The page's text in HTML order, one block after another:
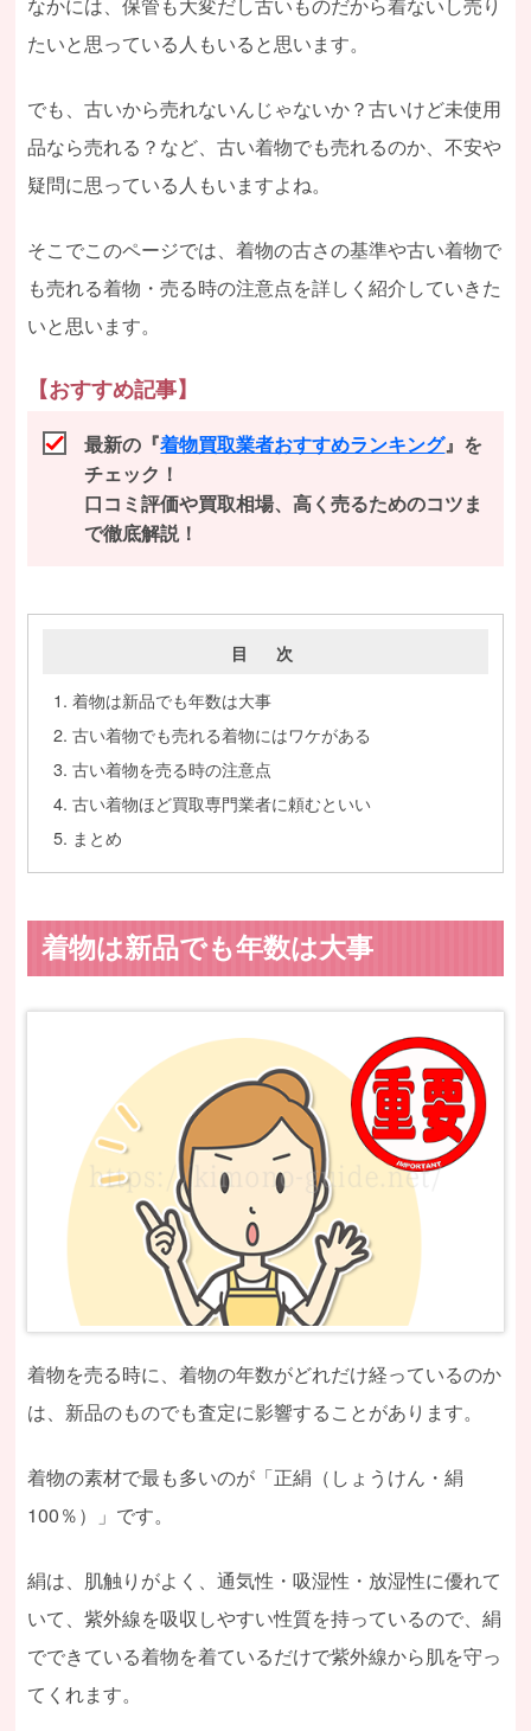
たいと思っている人もいると思います。
でも、古いから売れないんじゃないか？古いけど未使用
品なら売れる？など、古い着物でも売れるのか、不安や
疑問に思っている人もいますよね。
そこでこのページでは、着物の古さの基準や古い着物で
も売れる着物・売る時の注意点を詳しく紹介していきた
いと思います。
【おすすめ記事】
最新の『着物買取業者おすすめランキング』を
チェック！
口コミ評価や買取相場、高く売るためのコツま
で徹底解説！
目 次
着物は新品でも年数は大事
古い着物でも売れる着物にはワケがある
古い着物を売る時の注意点
古い着物ほど買取専門業者に頼むといい
まとめ
着物は新品でも年数は大事
着物を売る時に、着物の年数がどれだけ経っているのか
は、新品のものでも査定に影響することがあります。
着物の素材で最も多いのが「正絹（しょうけん・絹
100％）」です。
絹は、肌触りがよく、通気性・吸湿性・放湿性に優れて
いて、紫外線を吸収しやすい性質を持っているので、絹
でできている着物を着ているだけで紫外線から肌を守っ
てくれます。